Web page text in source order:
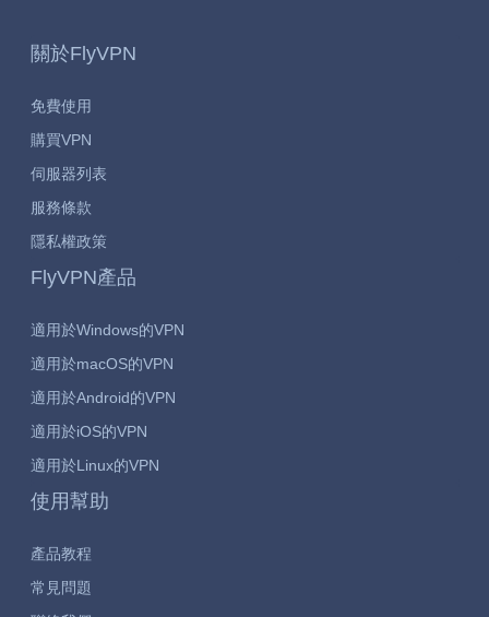
關於FlyVPN
免費使用
購買VPN
伺服器列表
服務條款
隱私權政策
FlyVPN產品
適用於Windows的VPN
適用於macOS的VPN
適用於Android的VPN
適用於iOS的VPN
適用於Linux的VPN
使用幫助
產品教程
常見問題